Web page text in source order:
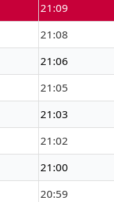
21:09
21:08
21:06
21:05
21:03
21:02
21:00
20:59